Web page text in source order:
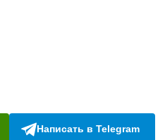
Написать в Telegram